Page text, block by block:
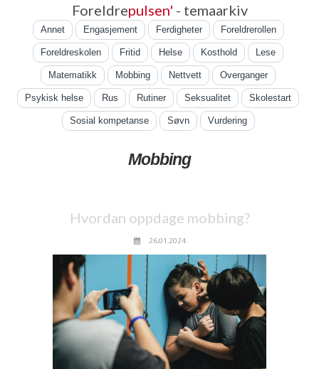
Foreldrepulsen' - temaarkiv
Annet Engasjement Ferdigheter Foreldrerollen
Foreldreskolen Fritid Helse Kosthold Lese
Matematikk Mobbing Nettvett Overganger
Psykisk helse Rus Rutiner Seksualitet Skolestart
Sosial kompetanse Søvn Vurdering
Mobbing
Hvordan oppdage mobbing?
26.01.2024